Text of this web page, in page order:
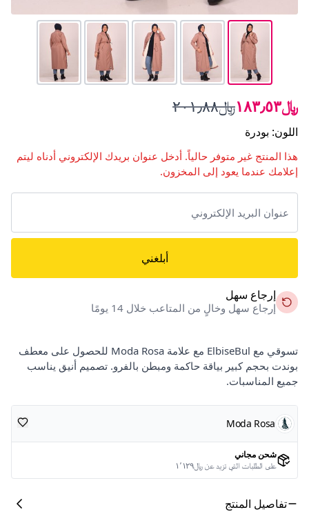
﷼١٨٣٫٥٣ ﷼٢٠١٫٨٨
اللون: بودرة
هذا المنتج غير متوفر حالياً. أدخل عنوان بريدك الإلكتروني أدناه ليتم
إعلامك عندما يعود إلى المخزون.
أبلغني
إرجاع سهل
إرجاع سهل وخالٍ من المتاعب خلال 14 يومًا
تسوقي مع ElbiseBul مع علامة Moda Rosa للحصول على معطف
بوندت بحجم كبير بياقة حاكمة ومبطن بالفرو. تصميم أنيق يناسب
جميع المناسبات.
Moda Rosa
شحن مجاني
على الطلبات التي تزيد عن ﷼١٬١٢٩
تفاصيل المنتج